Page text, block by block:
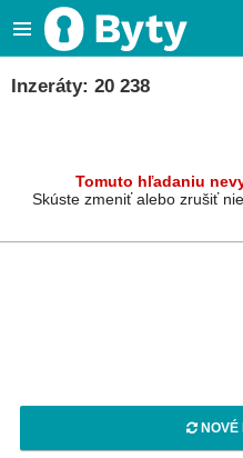
Inzeráty: 20 238
Tomuto hľadaniu
Skúste zmeniť alebo zrušiť